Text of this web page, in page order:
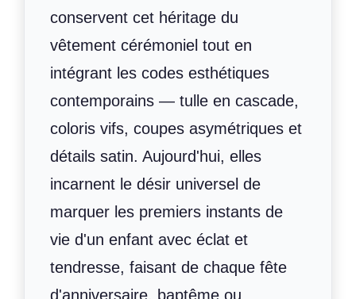
conservent cet héritage du
vêtement cérémoniel tout en
intégrant les codes esthétiques
contemporains — tulle en cascade,
coloris vifs, coupes asymétriques et
détails satin. Aujourd'hui, elles
incarnent le désir universel de
marquer les premiers instants de
vie d'un enfant avec éclat et
tendresse, faisant de chaque fête
d'anniversaire, baptême ou